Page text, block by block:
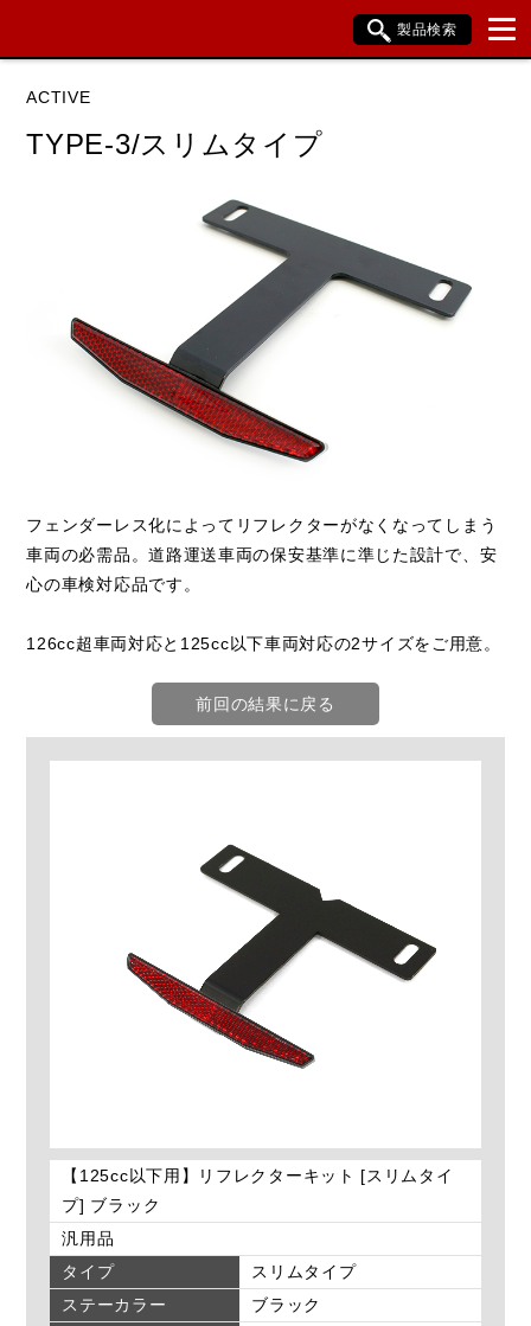
製品検索
データを準備しています。
閉じる
ACTIVE
TYPE-3/スリムタイプ
フェンダーレス化によってリフレクターがなくなってしまう
車両の必需品。道路運送車両の保安基準に準じた設計で、安
心の車検対応品です。
126cc超車両対応と125cc以下車両対応の2サイズをご用意。
前回の結果に戻る
【125cc以下用】リフレクターキット [スリムタイ
プ] ブラック
汎用品
タイプ
スリムタイプ
ステーカラー
ブラック